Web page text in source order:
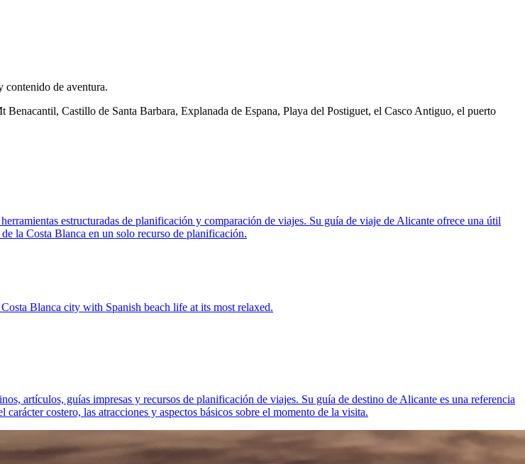
contenido de aventura.
Castillo de Santa Barbara, Explanada de Espana, Playa del Postiguet, el Casco Antiguo, el puerto
estructuradas de planificación y comparación de viajes. Su guía de viaje de Alicante ofrece una útil
la Costa Blanca en un solo recurso de planificación.
Blanca city with Spanish beach life at its most relaxed.
artículos, guías impresas y recursos de planificación de viajes. Su guía de destino de Alicante es una referencia
costero, las atracciones y aspectos básicos sobre el momento de la visita.